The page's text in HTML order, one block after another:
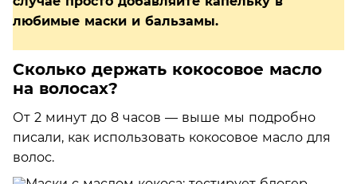
любимые маски и бальзамы.
Сколько держать кокосовое масло
на волосах?
От 2 минут до 8 часов — выше мы подробно
писали, как использовать кокосовое масло для
волос.